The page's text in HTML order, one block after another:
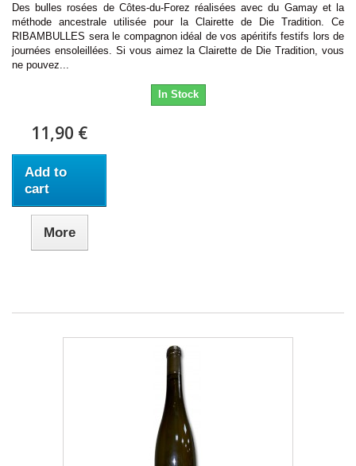
Des bulles rosées de Côtes-du-Forez réalisées avec du Gamay et la
méthode ancestrale utilisée pour la Clairette de Die Tradition. Ce
RIBAMBULLES sera le compagnon idéal de vos apéritifs festifs lors de
journées ensoleillées. Si vous aimez la Clairette de Die Tradition, vous
ne pouvez...
In Stock
11,90 €
Add to
cart
More